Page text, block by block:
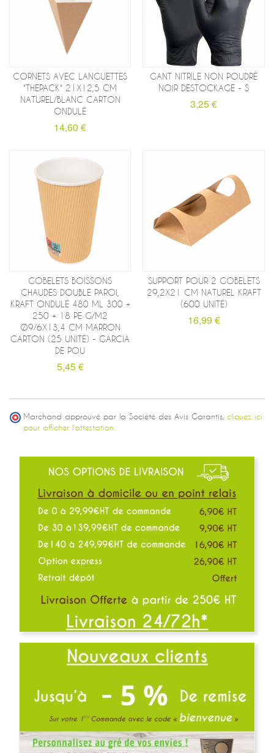
CORNETS AVEC LANGUETTES
"THEPACK" 21X12,5 CM
NATUREL/BLANC CARTON
ONDULÉ
14,60 €
GANT NITRILE NON POUDRÉ
NOIR DESTOCKAGE - S
3,25 €
GOBELETS BOISSONS
CHAUDES DOUBLE PAROI,
KRAFT ONDULÉ 480 ML 300 +
250 + 18 PE G/M2
Ø9/6X13,4 CM MARRON
CARTON (25 UNITÉ) - GARCIA
DE POU
5,45 €
SUPPORT POUR 2 GOBELETS
29,2X21 CM NATUREL KRAFT
(600 UNITÉ)
16,99 €
Marchand approuvé par la Société des Avis Garantis, cliquez ici
pour afficher l'attestation.